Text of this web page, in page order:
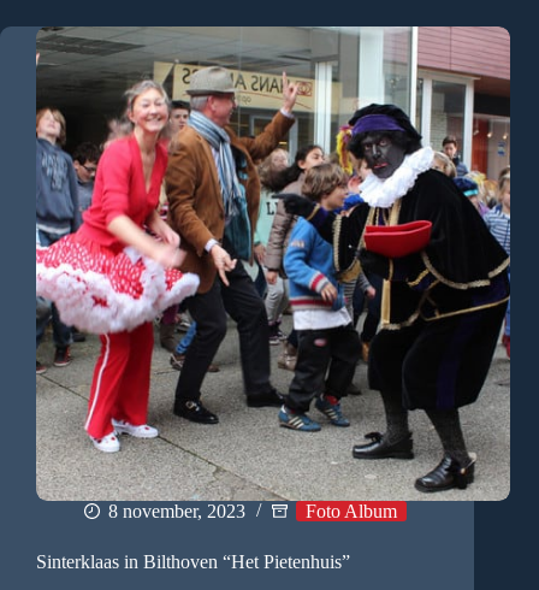
8 november, 2023 Foto Album
Sinterklaas in Bilthoven “Het Pietenhuis”